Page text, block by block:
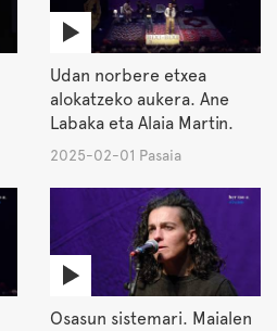
Udan norbere etxea
alokatzeko aukera. Ane
Labaka eta Alaia Martin.
2025-02-01 Pasaia
Osasun sistemari. Maialen